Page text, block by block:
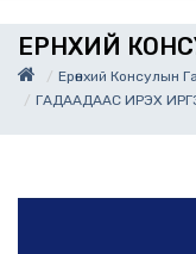
ЕРӨНХИЙ
Ерөнхий Консулын
ГАДААДААС ИРЭХ